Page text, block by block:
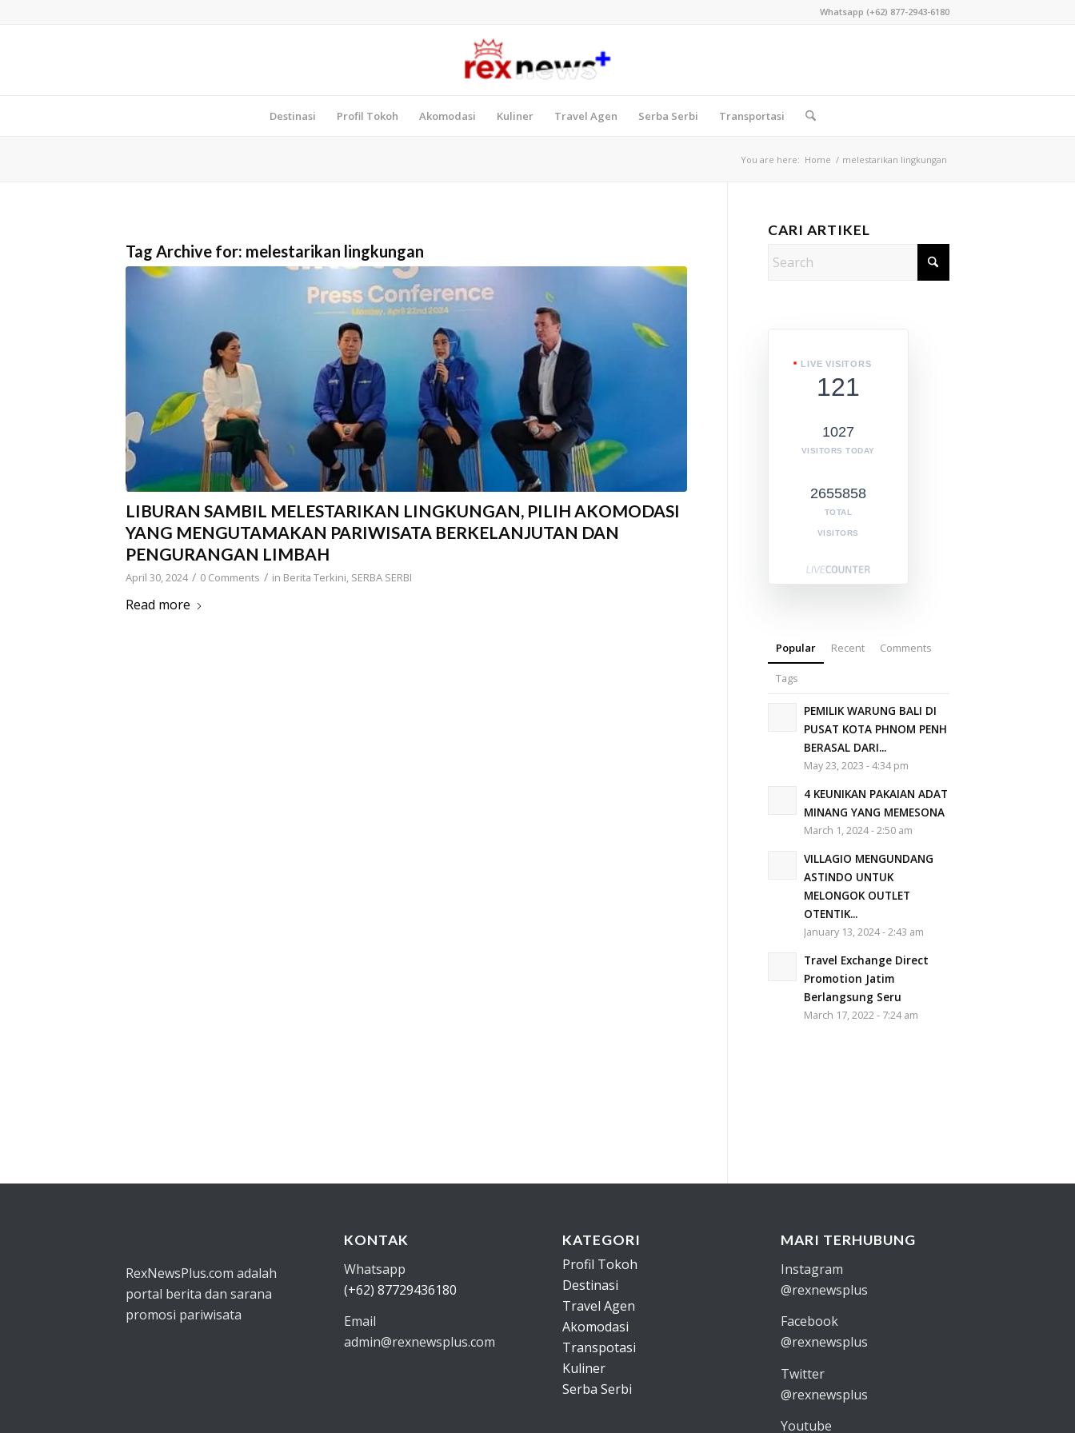
Whatsapp (+62) 877-2943-6180
Destinasi Profil Tokoh Akomodasi Kuliner Travel Agen Serba Serbi Transportasi
You are here: Home / melestarikan lingkungan
Tag Archive for: melestarikan lingkungan
LIBURAN SAMBIL MELESTARIKAN LINGKUNGAN, PILIH AKOMODASI
YANG MENGUTAMAKAN PARIWISATA BERKELANJUTAN DAN
PENGURANGAN LIMBAH
April 30, 2024 / 0 Comments / in Berita Terkini, SERBA SERBI
Read more
CARI ARTIKEL
LIVE VISITORS
121
1027
VISITORS TODAY
2655858
TOTAL
VISITORS
Popular Recent Comments
Tags
PEMILIK WARUNG BALI DI
PUSAT KOTA PHNOM PENH
BERASAL DARI...
May 23, 2023 - 4:34 pm
4 KEUNIKAN PAKAIAN ADAT
MINANG YANG MEMESONA
March 1, 2024 - 2:50 am
VILLAGIO MENGUNDANG
ASTINDO UNTUK
MELONGOK OUTLET
OTENTIK...
January 13, 2024 - 2:43 am
Travel Exchange Direct
Promotion Jatim
Berlangsung Seru
March 17, 2022 - 7:24 am
RexNewsPlus.com adalah
portal berita dan sarana
promosi pariwisata
KONTAK
Whatsapp
(+62) 87729436180
Email
admin@rexnewsplus.com
KATEGORI
Profil Tokoh
Destinasi
Travel Agen
Akomodasi
Transpotasi
Kuliner
Serba Serbi
MARI TERHUBUNG
Instagram
@rexnewsplus
Facebook
@rexnewsplus
Twitter
@rexnewsplus
Youtube